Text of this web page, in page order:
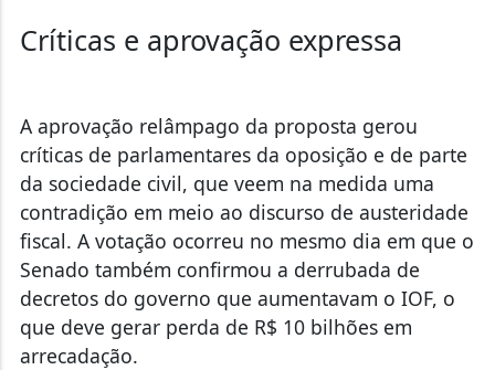
Críticas e aprovação expressa
A aprovação relâmpago da proposta gerou
críticas de parlamentares da oposição e de parte
da sociedade civil, que veem na medida uma
contradição em meio ao discurso de austeridade
fiscal. A votação ocorreu no mesmo dia em que o
Senado também confirmou a derrubada de
decretos do governo que aumentavam o IOF, o
que deve gerar perda de R$ 10 bilhões em
arrecadação.